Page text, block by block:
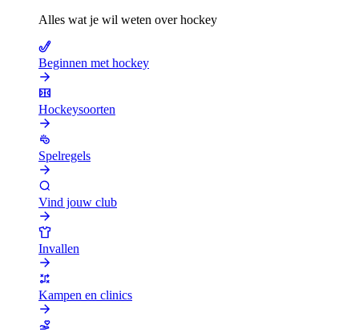
Alles wat je wil weten over hockey
Beginnen met hockey
Hockeysoorten
Spelregels
Vind jouw club
Invallen
Kampen en clinics